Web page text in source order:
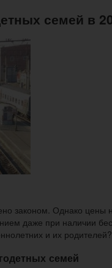
семей в
законом. Однако
даже при наличии
и их родителей?
семей